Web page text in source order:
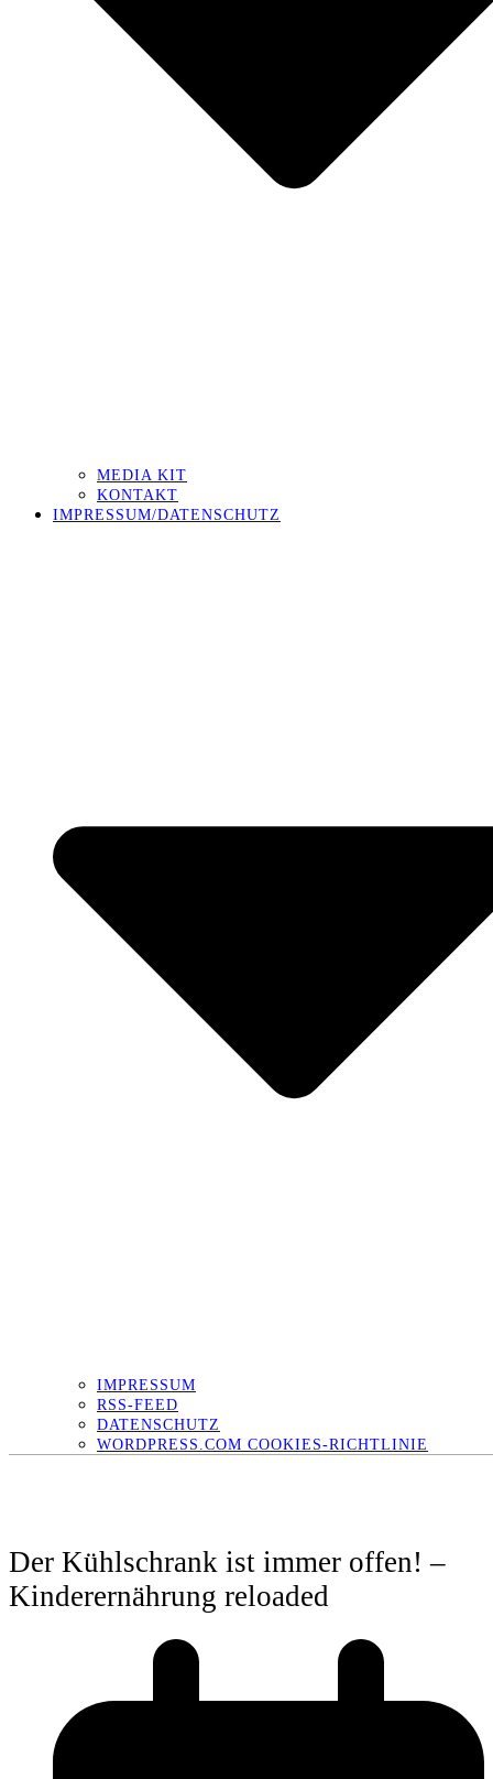
MEDIA KIT
KONTAKT
IMPRESSUM/DATENSCHUTZ
IMPRESSUM
RSS-FEED
DATENSCHUTZ
WORDPRESS.COM COOKIES-RICHTLINIE
Der Kühlschrank ist immer offen! –
Kinderernährung reloaded